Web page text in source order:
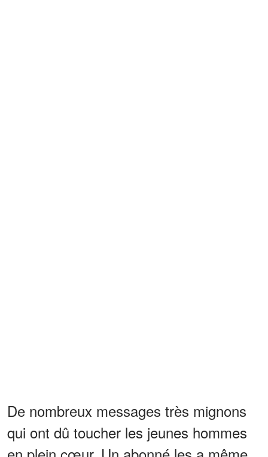
De nombreux messages très mignons
qui ont dû toucher les jeunes hommes